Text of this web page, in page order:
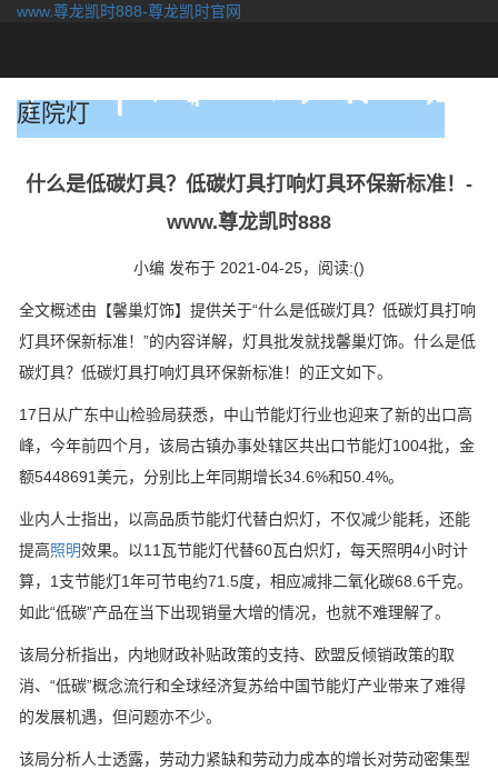
www.尊龙凯时888-尊龙凯时官网
庭院灯
什么是低碳灯具？低碳灯具打响灯具环保新标准！-
www.尊龙凯时888
小编 发布于 2021-04-25， 阅读:()
全文概述由【馨巢灯饰】提供关于“什么是低碳灯具？低碳灯具打响
灯具环保新标准！”的内容详解，灯具批发就找馨巢灯饰。什么是低
碳灯具？低碳灯具打响灯具环保新标准！的正文如下。
17日从广东中山检验局获悉，中山节能灯行业也迎来了新的出口高
峰，今年前四个月，该局古镇办事处辖区共出口节能灯1004批，金
额5448691美元，分别比上年同期增长34.6%和50.4%。
业内人士指出，以高品质节能灯代替白炽灯，不仅减少能耗，还能
提高照明效果。以11瓦节能灯代替60瓦白炽灯，每天照明4小时计
算，1支节能灯1年可节电约71.5度，相应减排二氧化碳68.6千克。
如此“低碳”产品在当下出现销量大增的情况，也就不难理解了。
该局分析指出，内地财政补贴政策的支持、欧盟反倾销政策的取
消、“低碳”概念流行和全球经济复苏给中国节能灯产业带来了难得
的发展机遇，但问题亦不少。
该局分析人士透露，劳动力紧缺和劳动力成本的增长对劳动密集型